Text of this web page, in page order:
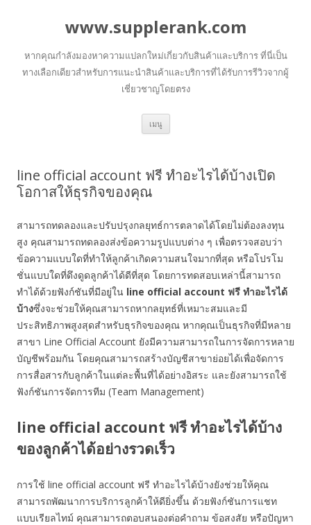
www.supplerank.com
หากคุณกำลังมองหาความแปลกใหม่เกี่ยวกับสินค้าและบริการ ที่นี่เป็น
ทางเลือกเดียวสำหรับการแนะนำสินค้าและบริการที่ได้รับการรีวิวจากผู้
เชี่ยวชาญโดยตรง
เมนู ข้าม
ยัง
line official account ฟรี ทำอะไรได้บ้างเปิด
โอกาสให้ธุรกิจของคุณ
สามารถทดลองและปรับปรุงกลยุทธ์การตลาดได้โดยไม่ต้องลงทุน
สูง คุณสามารถทดลองส่งข้อความรูปแบบต่าง ๆ เพื่อตรวจสอบว่า
ข้อความแบบใดที่ทำให้ลูกค้าเกิดความสนใจมากที่สุด หรือโปรโม
ชั่นแบบใดที่ดึงดูดลูกค้าได้ดีที่สุด โดยการทดสอบเหล่านี้สามารถ
ทำได้ด้วยฟังก์ชันที่มีอยู่ใน line official account ฟรี ทำอะไรได้
บ้างซึ่งจะช่วยให้คุณสามารถหากลยุทธ์ที่เหมาะสมและมี
ประสิทธิภาพสูงสุดสำหรับธุรกิจของคุณ หากคุณเป็นธุรกิจที่มีหลาย
สาขา Line Official Account ยังมีความสามารถในการจัดการหลาย
บัญชีพร้อมกัน โดยคุณสามารถสร้างบัญชีสาขาย่อยได้เพื่อจัดการ
การสื่อสารกับลูกค้าในแต่ละพื้นที่ได้อย่างอิสระ และยังสามารถใช้
ฟังก์ชันการจัดการทีม (Team Management)
line official account ฟรี ทำอะไรได้บ้าง
ของลูกค้าได้อย่างรวดเร็ว
การใช้ line official account ฟรี ทำอะไรได้บ้างยังช่วยให้คุณ
สามารถพัฒนาการบริการลูกค้าให้ดียิ่งขึ้น ด้วยฟังก์ชันการแชท
แบบเรียลไทม์ คุณสามารถตอบสนองต่อคำถาม ข้อสงสัย หรือปัญหา